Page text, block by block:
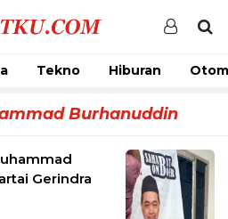
Tekno Hiburan
Burhanuddin
Gerindra